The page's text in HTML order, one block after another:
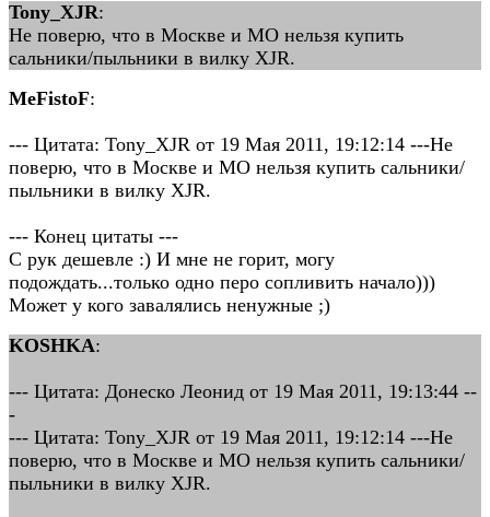
Tony_XJR:
Не поверю, что в Москве и МО нельзя купить
сальники/пыльники в вилку XJR.
MeFistoF:
--- Цитата: Tony_XJR от 19 Мая 2011, 19:12:14 ---Не
поверю, что в Москве и МО нельзя купить сальники/
пыльники в вилку XJR.
--- Конец цитаты ---
С рук дешевле :) И мне не горит, могу
подождать...только одно перо сопливить начало)))
Может у кого завалялись ненужные ;)
KOSHKA:
--- Цитата: Донеско Леонид от 19 Мая 2011, 19:13:44 --
-
--- Цитата: Tony_XJR от 19 Мая 2011, 19:12:14 ---Не
поверю, что в Москве и МО нельзя купить сальники/
пыльники в вилку XJR.